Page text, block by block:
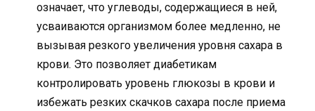
означает, что углеводы, содержащиеся в ней,
усваиваются организмом более медленно, не
вызывая резкого увеличения уровня сахара в
крови. Это позволяет диабетикам
контролировать уровень глюкозы в крови и
избежать резких скачков сахара после приема